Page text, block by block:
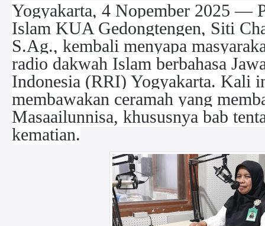
Yogyakarta, 4 Nopember 2025 —
Islam KUA Gedongtengen, Siti
S.Ag., kembali menyapa
radio dakwah Islam berbahasa
Indonesia (RRI) Yogyakarta. Kali
membawakan ceramah yang
Masaailunnisa, khususnya bab
kematian.